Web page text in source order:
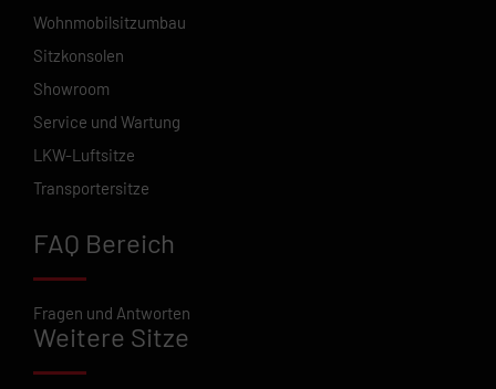
Wohnmobilsitzumbau
Sitzkonsolen
Showroom
Service und Wartung
LKW-Luftsitze
Transportersitze
FAQ Bereich
Fragen und Antworten
Weitere Sitze